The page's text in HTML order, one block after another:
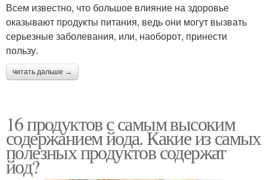
Всем известно, что большое влияние на здоровье
оказывают продукты питания, ведь они могут вызвать
серьезные заболевания, или, наоборот, принести
пользу.
читать дальше →
16 продуктов с самым высоким
содержанием йода. Какие из самых
полезных продуктов содержат
йод?